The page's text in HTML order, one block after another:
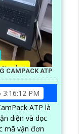
CAMPACK ATP
PM
ATP là
diện và dọc
mã vận đơn